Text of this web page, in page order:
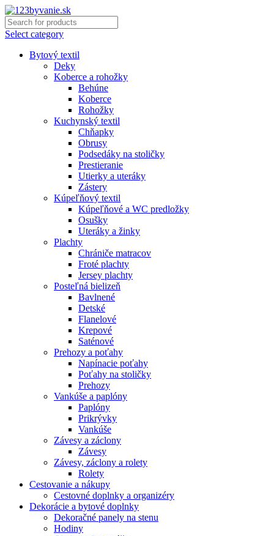
Select category
Bytový textil
Deky
Koberce a rohožky
Behúne
Koberce
Rohožky
Kuchynský textil
Chňapky
Obrusy
Podsedáky na stoličky
Prestieranie
Utierky a uteráky
Zástery
Kúpeľňový textil
Kúpeľňové a WC predložky
Osušky
Uteráky a žinky
Plachty
Chrániče matracov
Froté plachty
Jersey plachty
Posteľná bielizeň
Bavlnené
Detské
Flanelové
Krepové
Saténové
Prehozy a poťahy
Napínacie poťahy
Poťahy na stoličky
Prehozy
Vankúše a paplóny
Paplóny
Prikrývky
Vankúše
Závesy a záclony
Závesy
Závesy, záclony a rolety
Rolety
Cestovanie a nákupy
Cestovné doplnky a organizéry
Dekorácie a bytové doplnky
Dekoračné panely na stenu
Hodiny